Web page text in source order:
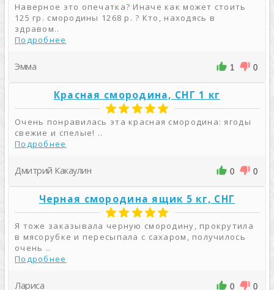
Наверное это опечатка? Иначе как может стоить
125 гр. смородины 1268 р. ? Кто, находясь в
здравом..
Подробнее
Эмма 1 0
Красная смородина, СНГ 1 кг
Очень понравилась эта красная смородина: ягоды
свежие и спелые! ..
Подробнее
Дмитрий Какаулин 0 0
Черная смородина ящик 5 кг, СНГ
Я тоже заказывала черную смородину, прокрутила
в мясорубке и пересыпала с сахаром, получилось
очень ..
Подробнее
Лариса 0 0